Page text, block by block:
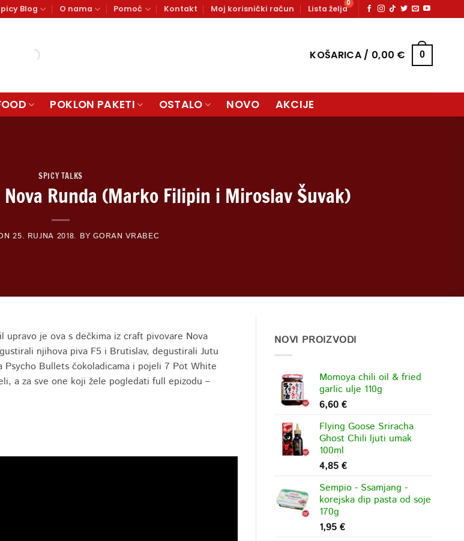
Blog O nama Pomoć Kontakt Moj korisnički račun Lista želja
KOŠARICA / 0,00 € 0
POKLON PAKETI OSTALO NOVO AKCIJE
SPICY TALKS
Nova Runda (Marko Filipin i Miroslav Šuvak)
25. RUJNA 2018. BYGORAN VRABEC
upravo je ova s dečkima iz craft pivovare Nova
njihova piva F5 i Brutislav, degustirali Jutu
Bullets čokoladicama i pojeli 7 Pot White
a za sve one koji žele pogledati full epizodu –
NOVI PROIZVODI
Momoya chili oil & fried
garlic ulje 110g
6,60 €
Flying Goose Sriracha
Ghost Chili ljuti umak
100ml
4,85 €
Sempio - Ssamjang -
korejska dip pasta od soje
170g
1,95 €